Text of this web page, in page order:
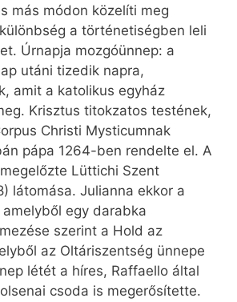
más módon közelíti meg
a történetiségben leli
Úrnapja mozgóünnep: a
utáni tizedik napra,
amit a katolikus egyház
Krisztus titokzatos testének,
Christi Mysticumnak
pápa 1264-ben rendelte el. A
Lüttichi Szent
látomása. Julianna ekkor a
egy darabka
szerint a Hold az
az Oltáriszentség ünnepe
létét a híres, Raffaello által
csoda is megerősítette.